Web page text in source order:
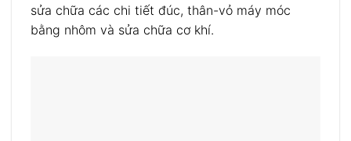
sửa chữa các chi tiết đúc, thân-vỏ máy móc
bằng nhôm và sửa chữa cơ khí.